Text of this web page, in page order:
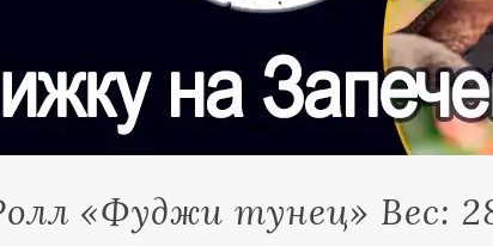
«Фуджи тунец» Вес: